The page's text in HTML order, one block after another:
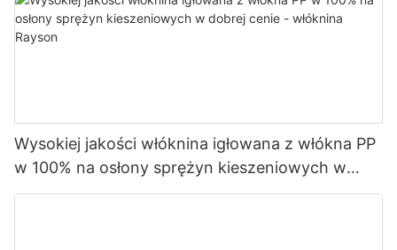
Wysokiej jakości włóknina igłowana z włókna PP
w 100% na osłony sprężyn kieszeniowych w
dobrej cenie - włóknina Rayson